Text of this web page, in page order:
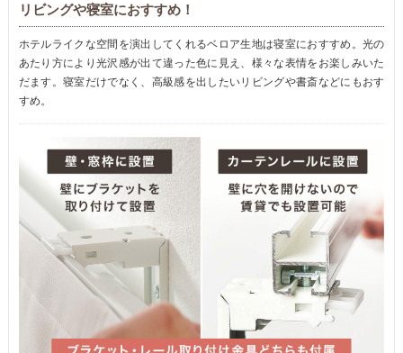
リビングや寝室におすすめ！
ホテルライクな空間を演出してくれるベロア生地は寝室におすすめ。光の
あたり方により光沢感が出て違った色に見え、様々な表情をお楽しみいた
だます。寝室だけでなく、高級感を出したいリビングや書斎などにもおす
すめ。